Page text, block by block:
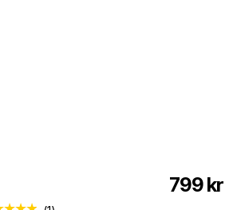
799kr